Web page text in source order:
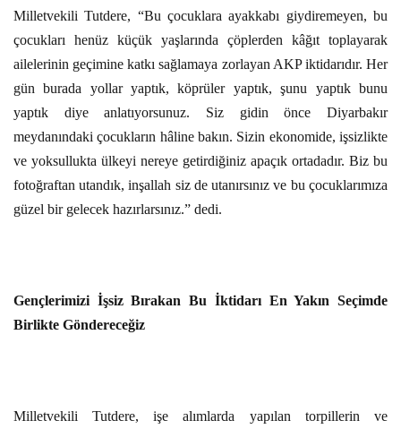
Milletvekili Tutdere, “Bu çocuklara ayakkabı giydiremeyen, bu
çocukları henüz küçük yaşlarında çöplerden kâğıt toplayarak
ailelerinin geçimine katkı sağlamaya zorlayan AKP iktidarıdır. Her
gün burada yollar yaptık, köprüler yaptık, şunu yaptık bunu
yaptık diye anlatıyorsunuz. Siz gidin önce Diyarbakır
meydanındaki çocukların hâline bakın. Sizin ekonomide, işsizlikte
ve yoksullukta ülkeyi nereye getirdiğiniz apaçık ortadadır. Biz bu
fotoğraftan utandık, inşallah siz de utanırsınız ve bu çocuklarımıza
güzel bir gelecek hazırlarsınız.” dedi.
Gençlerimizi İşsiz Bırakan Bu İktidarı En Yakın Seçimde
Birlikte Göndereceğiz
Milletvekili Tutdere, işe alımlarda yapılan torpillerin ve